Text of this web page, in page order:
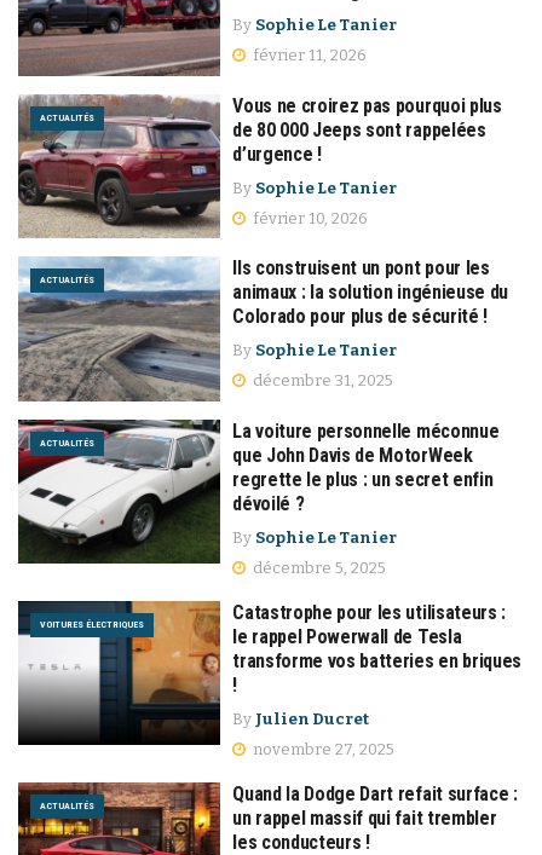
By Sophie Le Tanier
février 11, 2026
ACTUALITÉS
Vous ne croirez pas pourquoi plus
de 80 000 Jeeps sont rappelées
d’urgence !
By Sophie Le Tanier
février 10, 2026
ACTUALITÉS
Ils construisent un pont pour les
animaux : la solution ingénieuse du
Colorado pour plus de sécurité !
By Sophie Le Tanier
décembre 31, 2025
ACTUALITÉS
La voiture personnelle méconnue
que John Davis de MotorWeek
regrette le plus : un secret enfin
dévoilé ?
By Sophie Le Tanier
décembre 5, 2025
VOITURES ÉLECTRIQUES
Catastrophe pour les utilisateurs :
le rappel Powerwall de Tesla
transforme vos batteries en briques
!
By Julien Ducret
novembre 27, 2025
ACTUALITÉS
Quand la Dodge Dart refait surface :
un rappel massif qui fait trembler
les conducteurs !